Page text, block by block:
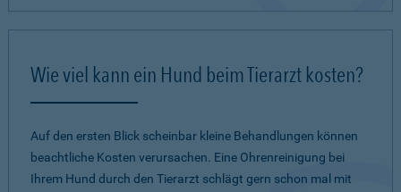
Wie viel kann ein Hund beim Tierarzt kosten?
Auf den ersten Blick scheinbar kleine Behandlungen können
beachtliche Kosten verursachen. Eine Ohrenreinigung bei
Ihrem Hund durch den Tierarzt schlägt gern schon mal mit